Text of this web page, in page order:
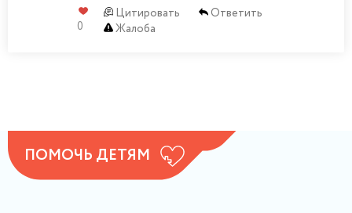
0
Цитировать
Ответить
Жалоба
ПОМОЧЬ ДЕТЯМ